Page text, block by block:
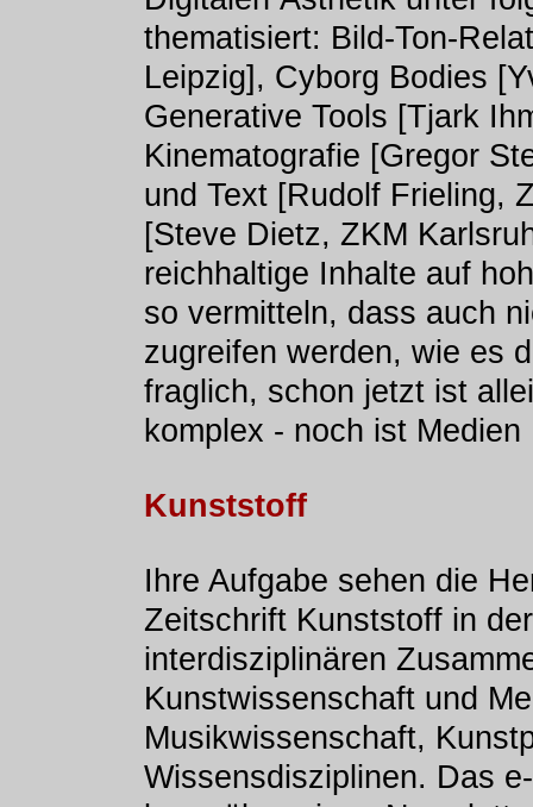
thematisiert: Bild-Ton-
Leipzig], Cyborg Bodies
Generative Tools [Tjark
Kinematografie [Gregor
und Text [Rudolf Frieling,
[Steve Dietz, ZKM
reichhaltige Inhalte auf
so vermitteln, dass auch
zugreifen werden, wie es
fraglich, schon jetzt ist
komplex - noch ist
Kunststoff
Ihre Aufgabe sehen die
Zeitschrift Kunststoff in
interdisziplinären
Kunstwissenschaft und
Musikwissenschaft,
Wissensdisziplinen. Das